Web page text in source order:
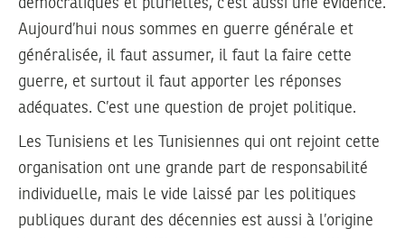
Aujourd’hui nous sommes en guerre générale et
généralisée, il faut assumer, il faut la faire cette
guerre, et surtout il faut apporter les réponses
adéquates. C’est une question de projet politique.
Les Tunisiens et les Tunisiennes qui ont rejoint cette
organisation ont une grande part de responsabilité
individuelle, mais le vide laissé par les politiques
publiques durant des décennies est aussi à l’origine